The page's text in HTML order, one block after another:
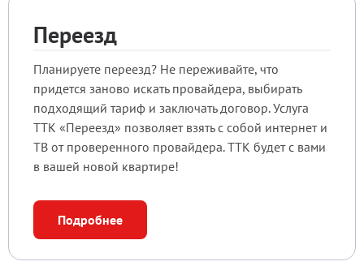
Переезд
Планируете переезд? Не переживайте, что
придется заново искать провайдера, выбирать
подходящий тариф и заключать договор. Услуга
ТТК «Переезд» позволяет взять с собой интернет и
ТВ от проверенного провайдера. ТТК будет с вами
в вашей новой квартире!
Подробнее